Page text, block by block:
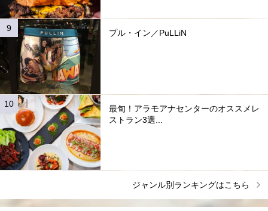
プル・イン／PuLLiN
最旬！アラモアナセンターのオススメレ
ストラン3選...
ジャンル別ランキングはこちら